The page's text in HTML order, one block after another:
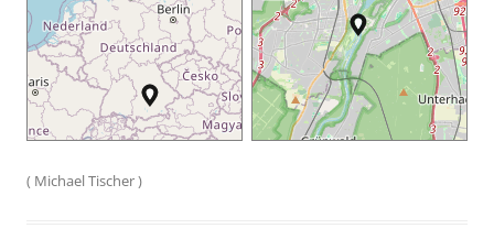
( Michael Tischer)